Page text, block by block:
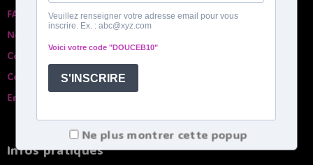
FAQ
Nos garanties
Contactez-nous
Comparatif des bouillottes
English spoken
Infos pratiques
Ne plus montrer cette popup